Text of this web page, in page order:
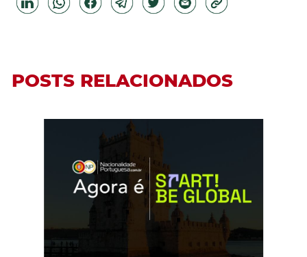
POSTS RELACIONADOS